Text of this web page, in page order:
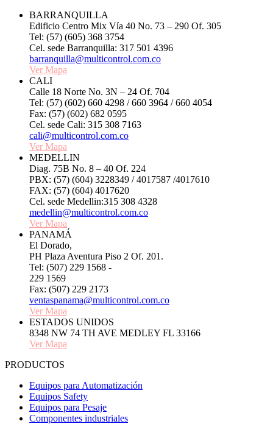
BARRANQUILLA
Edificio Centro Mix Vía 40 No. 73 – 290 Of. 305
Tel: (57) (605) 368 3754
Cel. sede Barranquilla: 317 501 4396
barranquilla@multicontrol.com.co
Ver Mapa
CALI
Calle 18 Norte No. 3N – 24 Of. 704
Tel: (57) (602) 660 4298 / 660 3964 / 660 4054
Fax: (57) (602) 682 0595
Cel. sede Cali: 315 308 7163
cali@multicontrol.com.co
Ver Mapa
MEDELLIN
Diag. 75B No. 8 – 40 Of. 224
PBX: (57) (604) 3228349 / 4017587 /4017610
FAX: (57) (604) 4017620
Cel. sede Medellin:315 308 4328
medellin@multicontrol.com.co
Ver Mapa
PANAMÁ
El Dorado,
PH Plaza Aventura Piso 2 Of. 201.
Tel: (507) 229 1568 -
229 1569
Fax: (507) 229 2173
ventaspanama@multicontrol.com.co
Ver Mapa
ESTADOS UNIDOS
8348 NW 74 TH AVE MEDLEY FL 33166
Ver Mapa
PRODUCTOS
Equipos para Automatización
Equipos Safety
Equipos para Pesaje
Componentes industriales